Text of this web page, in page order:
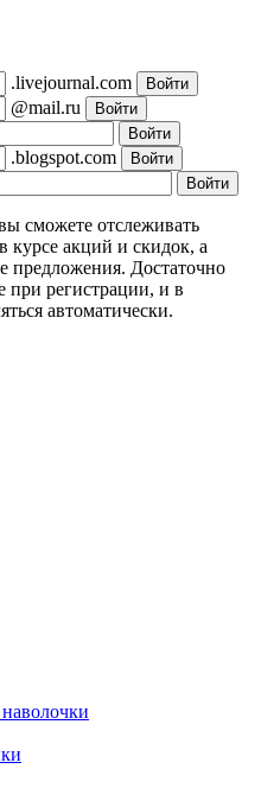
.livejournal.com
@mail.ru
.blogspot.com
сможете отслеживать
курсе акций и скидок, а
предложения. Достаточно
при регистрации, и в
автоматически.